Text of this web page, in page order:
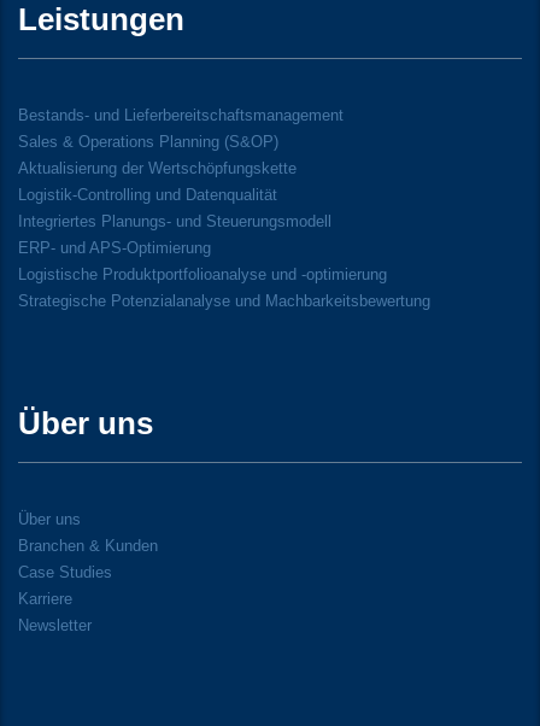
Leistungen
Bestands- und Lieferbereitschaftsmanagement
Sales & Operations Planning (S&OP)
Aktualisierung der Wertschöpfungskette
Logistik-Controlling und Datenqualität
Integriertes Planungs- und Steuerungsmodell
ERP- und APS-Optimierung
Logistische Produktportfolioanalyse und -optimierung
Strategische Potenzialanalyse und Machbarkeitsbewertung
Über uns
Über uns
Branchen & Kunden
Case Studies
Karriere
Newsletter